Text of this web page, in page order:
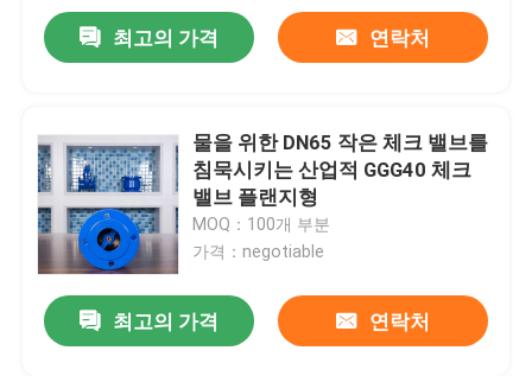
최고의 가격 연락처
물을 위한 DN65 작은 체크 밸브를
침묵시키는 산업적 GGG40 체크
밸브 플랜지형
MOQ：100개 부분
가격：negotiable
최고의 가격 연락처